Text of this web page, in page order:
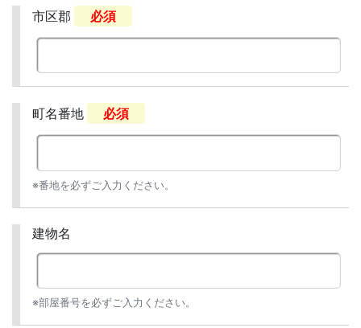
市区郡 必須
町名番地 必須
※番地を必ずご入力ください。
建物名
※部屋番号を必ずご入力ください。